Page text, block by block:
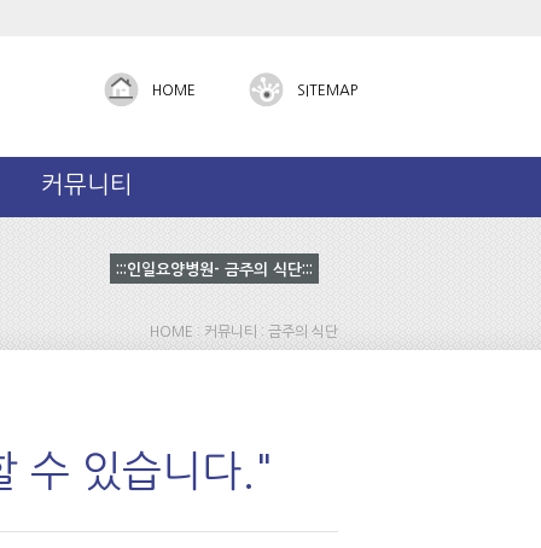
HOME SITEMAP
커뮤니티
HOME : 커뮤니티 : 금주의 식단
수 있습니다."
:::인일요양병원- 금주의 식단:::